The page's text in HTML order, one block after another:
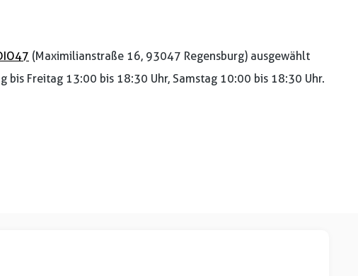
(Maximilianstraße 16, 93047 Regensburg) ausgewählt
Freitag 13:00 bis 18:30 Uhr, Samstag 10:00 bis 18:30 Uhr.